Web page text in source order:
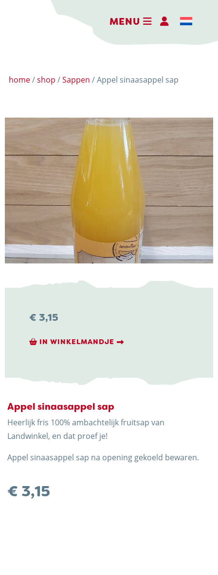
MENU
DIE KÄSEREI
DIE BRENNEREI
AKTIVITÄTEN
HOFLADEN
WEBSHOP
NACHRICHTEN UND AKTUELLES
KONTAKT
Hofkäserei Weenink
7137 HG Lievelde
+31 (0)544 37 14 46
home/shop /Sappen / Appel sinaasappel sap
€ 3,15
IN WINKELMANDJE
Appel sinaasappel sap
Heerlijk fris 100% ambachtelijk fruitsap van
Landwinkel, en dat proef je!
Appel sinaasappel sap na opening gekoeld bewaren.
€ 3,15